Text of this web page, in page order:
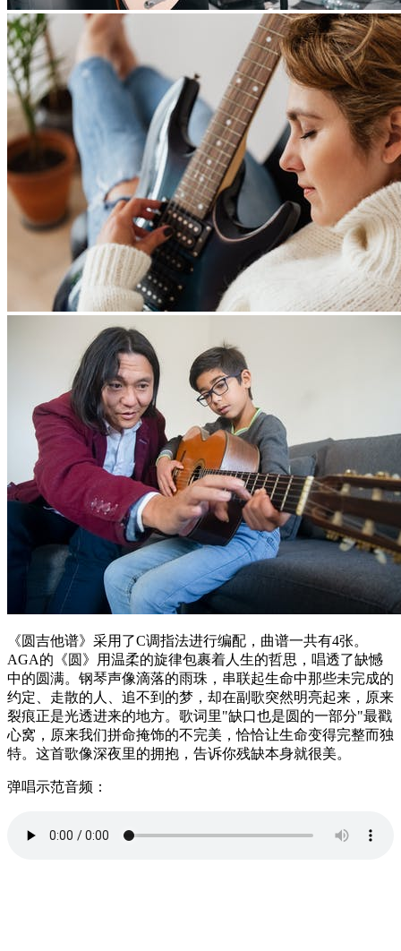
《圆吉他谱》采用了C调指法进行编配，曲谱一共有4张。
AGA的《圆》用温柔的旋律包裹着人生的哲思，唱透了缺憾
中的圆满。钢琴声像滴落的雨珠，串联起生命中那些未完成的
约定、走散的人、追不到的梦，却在副歌突然明亮起来，原来
裂痕正是光透进来的地方。歌词里"缺口也是圆的一部分"最戳
心窝，原来我们拼命掩饰的不完美，恰恰让生命变得完整而独
特。这首歌像深夜里的拥抱，告诉你残缺本身就很美。
弹唱示范音频：